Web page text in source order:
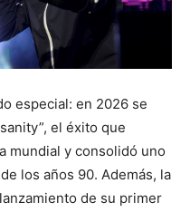
especial: en 2026 se
el éxito que
mundial y consolidó uno
los años 90. Además, la
de su primer